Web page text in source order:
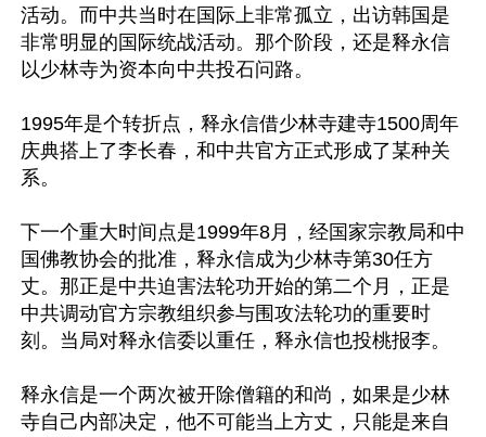
活动。而中共当时在国际上非常孤立，出访韩国是
非常明显的国际统战活动。那个阶段，还是释永信
以少林寺为资本向中共投石问路。
1995年是个转折点，释永信借少林寺建寺1500周年
庆典搭上了李长春，和中共官方正式形成了某种关
系。
下一个重大时间点是1999年8月，经国家宗教局和中
国佛教协会的批准，释永信成为少林寺第30任方
丈。那正是中共迫害法轮功开始的第二个月，正是
中共调动官方宗教组织参与围攻法轮功的重要时
刻。当局对释永信委以重任，释永信也投桃报李。
释永信是一个两次被开除僧籍的和尚，如果是少林
寺自己内部决定，他不可能当上方丈，只能是来自